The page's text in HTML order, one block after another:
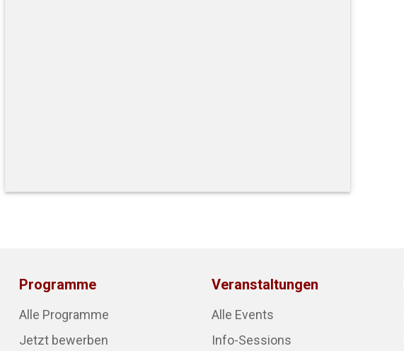
Programme
Alle Programme
Jetzt bewerben
Veranstaltungen
Alle Events
Info-Sessions